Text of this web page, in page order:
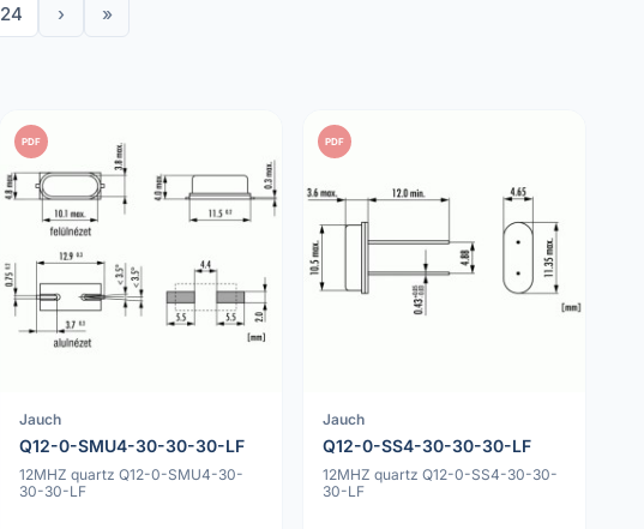
24 › »
PDF
Jauch
Q12-0-SMU4-30-30-30-LF
12MHZ quartz Q12-0-SMU4-30-
30-30-LF
PDF
Jauch
Q12-0-SS4-30-30-30-LF
12MHZ quartz Q12-0-SS4-30-30-
30-LF